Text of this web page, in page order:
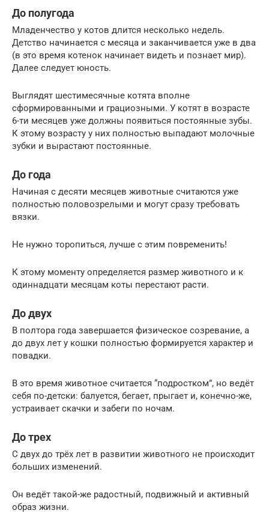
До полугода
Младенчество у котов длится несколько недель.
Детство начинается с месяца и заканчивается уже в два
(в это время котенок начинает видеть и познает мир).
Далее следует юность.
Выглядят шестимесячные котята вполне
сформированными и грациозными. У котят в возрасте
6-ти месяцев уже должны появиться постоянные зубы.
К этому возрасту у них полностью выпадают молочные
зубки и вырастают постоянные.
До года
Начиная с десяти месяцев животные считаются уже
полностью половозрелыми и могут сразу требовать
вязки.
Не нужно торопиться, лучше с этим повременить!
К этому моменту определяется размер животного и к
одиннадцати месяцам коты перестают расти.
До двух
В полтора года завершается физическое созревание, а
до двух лет у кошки полностью формируется характер и
повадки.
В это время животное считается “подростком”, но ведёт
себя по-детски: балуется, бегает, прыгает и, конечно-же,
устраивает скачки и забеги по ночам.
До трех
С двух до трёх лет в развитии животного не происходит
больших изменений.
Он ведёт такой-же радостный, подвижный и активный
образ жизни.